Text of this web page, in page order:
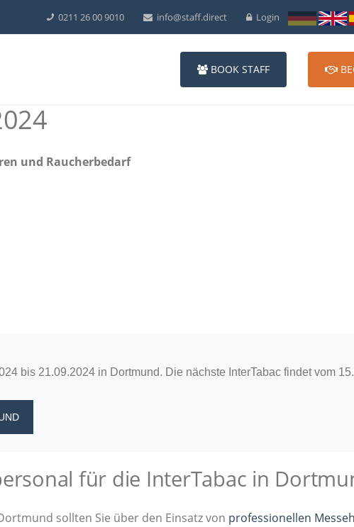
0211 26 00 9010 info@staff.direct Login
BOOK STAFF
und Raucherbedarf
bis 21.09.2024 in Dortmund. Die nächste InterTabac findet vom
für die InterTabac in
sollten Sie über den Einsatz von professionellen